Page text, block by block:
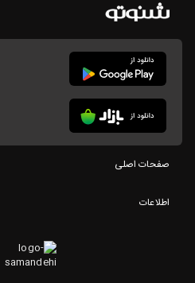
صفحات اصلی
اطلاعات